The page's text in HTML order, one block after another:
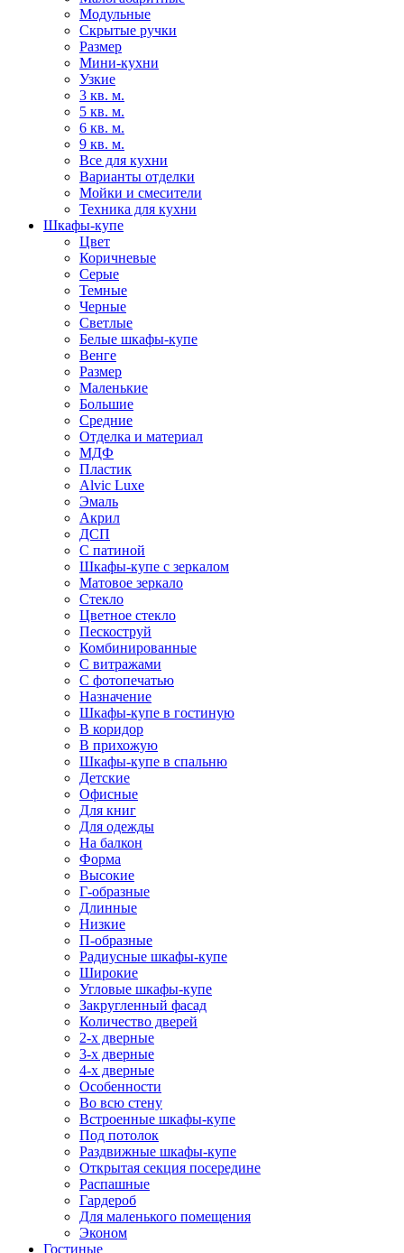
Модульные
Скрытые ручки
Размер
Мини-кухни
Узкие
3 кв. м.
5 кв. м.
6 кв. м.
9 кв. м.
Все для кухни
Варианты отделки
Мойки и смесители
Техника для кухни
Шкафы-купе
Цвет
Коричневые
Серые
Темные
Черные
Светлые
Белые шкафы-купе
Венге
Размер
Маленькие
Большие
Средние
Отделка и материал
МДФ
Пластик
Alvic Luxe
Эмаль
Акрил
ДСП
С патиной
Шкафы-купе с зеркалом
Матовое зеркало
Стекло
Цветное стекло
Пескоструй
Комбинированные
С витражами
С фотопечатью
Назначение
Шкафы-купе в гостиную
В коридор
В прихожую
Шкафы-купе в спальню
Детские
Офисные
Для книг
Для одежды
На балкон
Форма
Высокие
Г-образные
Длинные
Низкие
П-образные
Радиусные шкафы-купе
Широкие
Угловые шкафы-купе
Закругленный фасад
Количество дверей
2-х дверные
3-х дверные
4-х дверные
Особенности
Во всю стену
Встроенные шкафы-купе
Под потолок
Раздвижные шкафы-купе
Открытая секция посередине
Распашные
Гардероб
Для маленького помещения
Эконом
Гостиные